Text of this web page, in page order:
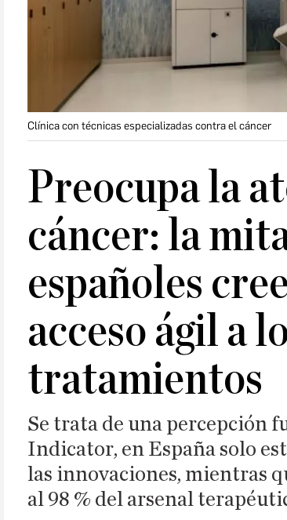
Clínica con técnicas especializadas contra el cáncer
Preocupa la
cáncer: la
españoles
acceso ágil a
tratamientos
Se trata de una percepción
Indicator, en España solo
las innovaciones, mientras
al 98 % del arsenal